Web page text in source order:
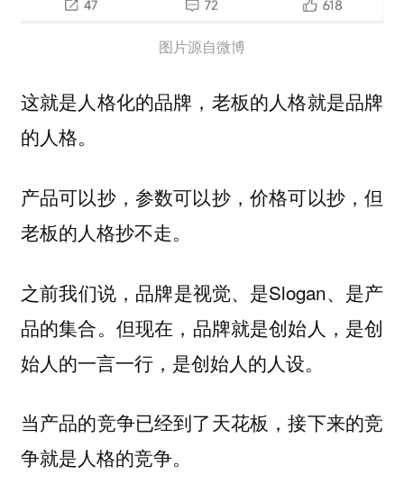
图片源自微博
这就是人格化的品牌， 老板的人格就是品牌
的人格。
产品可以抄，参数可以抄，价格可以抄，但
老板的人格抄不走。
之前我们说，品牌是视觉、是Slogan、是产
品的集合。但现在， 品牌就是创始人，是创
始人的一言一行，是创始人的人设。
当产品的竞争已经到了天花板，接下来的竞
争就是人格的竞争。